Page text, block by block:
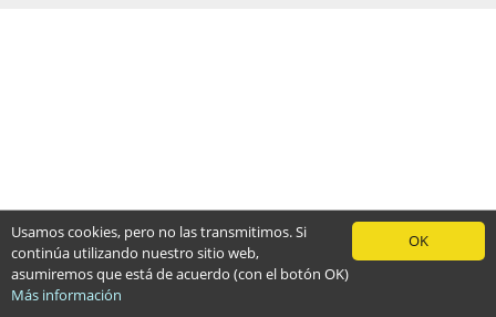
OK
Usamos cookies, pero no las transmitimos. Si
continúa utilizando nuestro sitio web,
asumiremos que está de acuerdo (con el botón OK)
Más información